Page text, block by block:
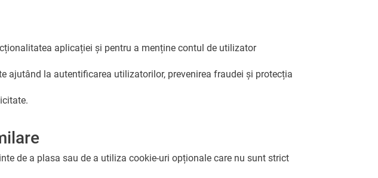
aplicației și pentru a menține contul de utilizator
ajutând la autentificarea utilizatorilor, prevenirea fraudei și protecția
de a plasa sau de a utiliza cookie-uri opționale care nu sunt strict